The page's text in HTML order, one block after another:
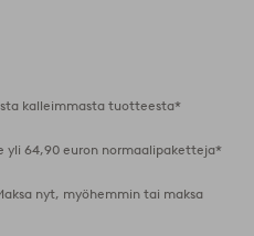
kalleimmasta tuotteesta*
yli 64,90 euron normaalipaketteja*
nyt, myöhemmin tai maksa